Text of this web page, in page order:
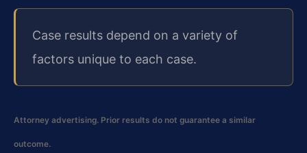
Case results depend on a variety of
factors unique to each case.
Attorney advertising. Prior results do not guarantee a similar
outcome.